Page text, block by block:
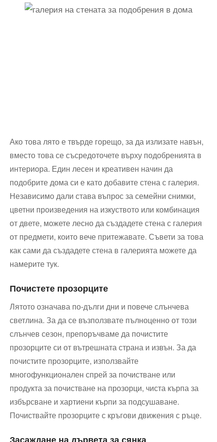
Ако това лято е твърде горещо, за да излизате навън,
вместо това се съсредоточете върху подобренията в
интериора. Един лесен и креативен начин да
подобрите дома си е като добавите стена с галерия.
Независимо дали става въпрос за семейни снимки,
цветни произведения на изкуството или комбинация
от двете, можете лесно да създадете стена с галерия
от предмети, които вече притежавате. Съвети за това
как сами да създадете стена в галерията можете да
намерите тук.
Почистете прозорците
Лятото означава по-дълги дни и повече слънчева
светлина. За да се възползвате пълноценно от този
слънчев сезон, препоръчваме да почистите
прозорците си от вътрешната страна и извън. За да
почистите прозорците, използвайте
многофункционален спрей за почистване или
продукта за почистване на прозорци, чиста кърпа за
избърсване и хартиени кърпи за подсушаване.
Почиствайте прозорците с кръгови движения с ръце.
Засаждане на дървета за сянка